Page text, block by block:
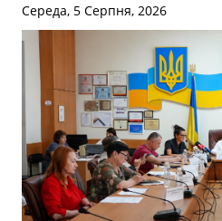
Середа, 5 Серпня, 2026